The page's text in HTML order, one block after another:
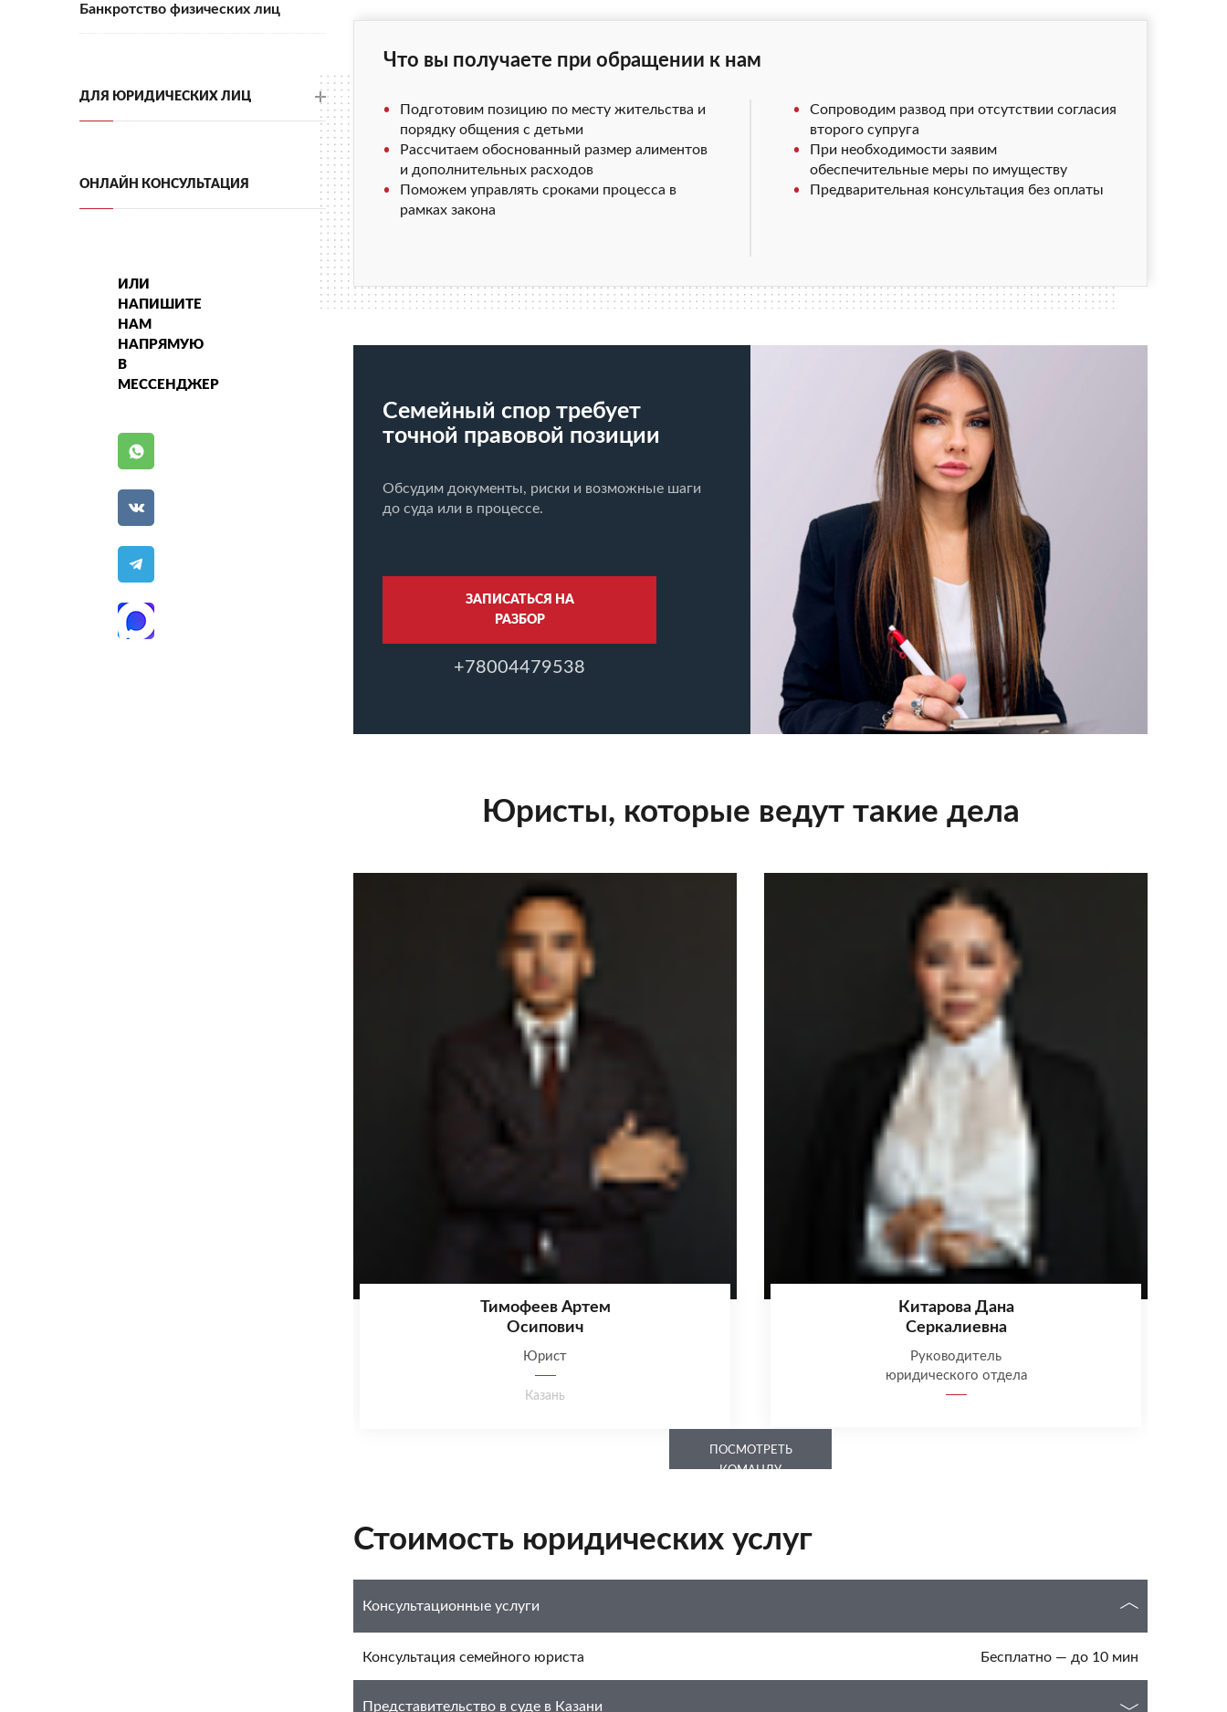
Банкротство физических лиц
ДЛЯ ЮРИДИЧЕСКИХ ЛИЦ
ОНЛАЙН КОНСУЛЬТАЦИЯ
ИЛИ
НАПИШИТЕ
НАМ
НАПРЯМУЮ
В
МЕССЕНДЖЕР
Что вы получаете при обращении к нам
Подготовим позицию по месту жительства и
порядку общения с детьми
Рассчитаем обоснованный размер алиментов
и дополнительных расходов
Поможем управлять сроками процесса в
рамках закона
Сопроводим развод при отсутствии согласия
второго супруга
При необходимости заявим
обеспечительные меры по имуществу
Предварительная консультация без оплаты
Семейный спор требует
точной правовой позиции
Обсудим документы, риски и возможные шаги
до суда или в процессе.
ЗАПИСАТЬСЯ НА
РАЗБОР
+78004479538
Юристы, которые ведут такие дела
Тимофеев Артем
Осипович
Юрист
Казань
Китарова Дана
Серкалиевна
Руководитель
юридического отдела
ПОСМОТРЕТЬ
КОМАНДУ
Стоимость юридических услуг
Консультационные услуги
Консультация семейного юриста Бесплатно — до 10 мин
Представительство в суде в Казани